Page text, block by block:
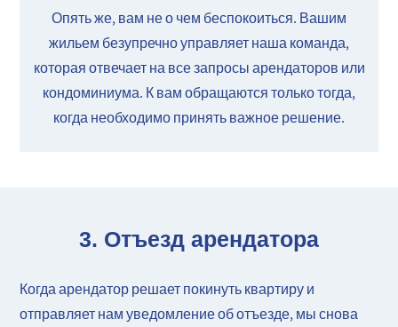
Опять же, вам не о чем беспокоиться. Вашим
жильем безупречно управляет наша команда,
которая отвечает на все запросы арендаторов или
кондоминиума. К вам обращаются только тогда,
когда необходимо принять важное решение.
3. Отъезд арендатора
Когда арендатор решает покинуть квартиру и
отправляет нам уведомление об отъезде, мы снова